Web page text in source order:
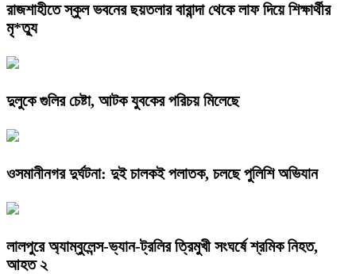
রাজশাহীতে স্কুল ভবনের ছয়তলার বারান্দা থেকে লাফ দিয়ে শিক্ষার্থীর
মৃ*ত্যু
দুলুকে গুলির চেষ্টা, আটক যুবকের পরিচয় মিলেছে
ওসমানীনগর দুর্ঘটনা: দুই চালকই পলাতক, চলছে পুলিশি অভিযান
লালপুরে অ্যাম্বুলেন্স-ভ্যান-ট্রলির ত্রিমুখী সংঘর্ষে শ্রমিক নিহত,
আহত ২